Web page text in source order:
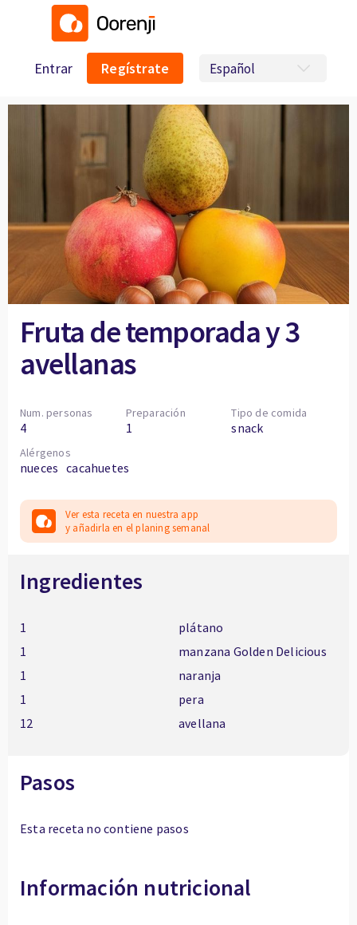
Entrar Regístrate
Fruta de temporada y 3
avellanas
Num. personas
4
Preparación
1
Tipo de comida
snack
Alérgenos
nueces cacahuetes
Ver esta receta en nuestra app
y añadirla en el planing semanal
Ingredientes
1
plátano
1
manzana Golden Delicious
1
naranja
1
pera
12
avellana
Pasos
Esta receta no contiene pasos
Información nutricional